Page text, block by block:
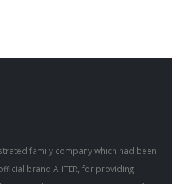
family company which had been
brand AHTER, for providing